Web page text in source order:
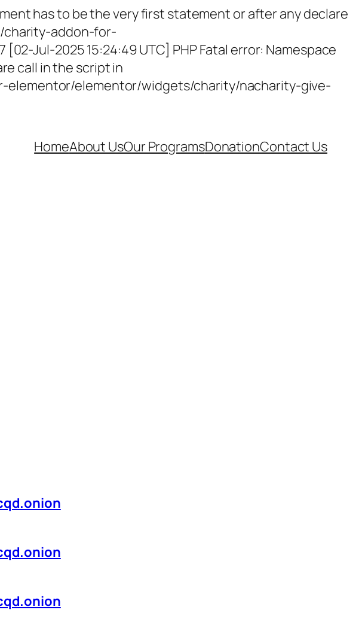
has to be the very first statement or after any declare
charity-addon-for-
Jul-2025 15:24:49 UTC] PHP Fatal error: Namespace
call in the script in
elementor/widgets/charity/nacharity-give-
HomeAbout UsOur ProgramsDonationContact Us